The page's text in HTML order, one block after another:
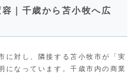
｜千歳から苫小牧へ広
に対し、隣接する苫小牧市が「実
になっています。千歳市内の商業